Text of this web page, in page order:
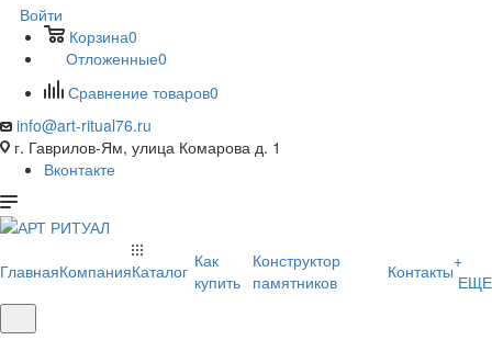
Войти
Корзина0
Отложенные0
Сравнение товаров0
info@art-ritual76.ru
г. Гаврилов-Ям, улица Комарова д. 1
Вконтакте
ГлавнаяКомпанияКаталог Как
купить
Конструктор
памятников
Контакты+
ЕЩЕ